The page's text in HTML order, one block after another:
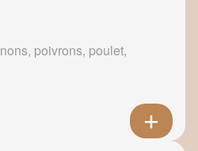
poivrons, poulet,